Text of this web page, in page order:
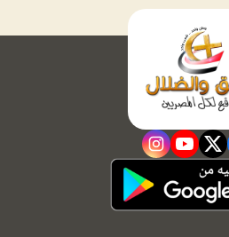
twitter
youtube
instagram